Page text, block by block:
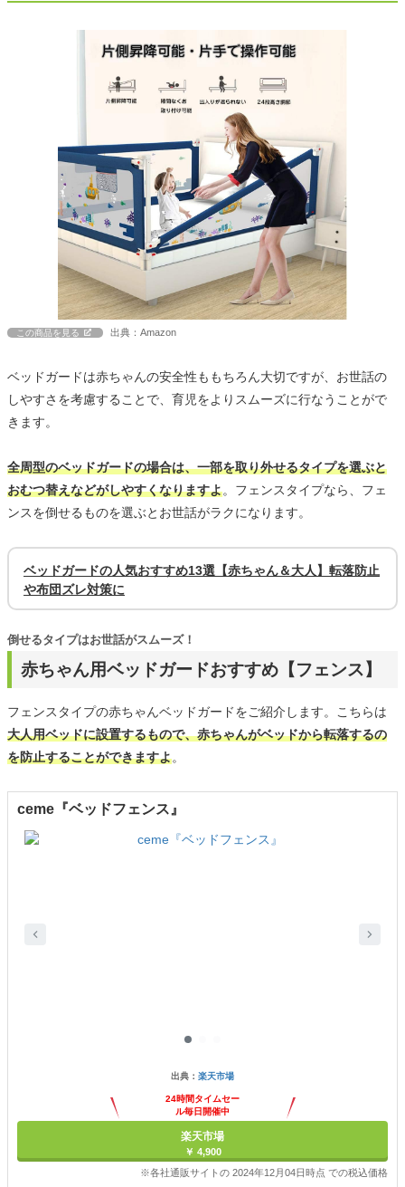
この商品を見る 出典：Amazon
ベッドガードは赤ちゃんの安全性ももちろん大切ですが、お世話の
しやすさを考慮することで、育児をよりスムーズに行なうことがで
きます。
全周型のベッドガードの場合は、一部を取り外せるタイプを選ぶと
おむつ替えなどがしやすくなりますよ。フェンスタイプなら、フェ
ンスを倒せるものを選ぶとお世話がラクになります。
ベッドガードの人気おすすめ13選【赤ちゃん＆大人】転落防止
や布団ズレ対策に
赤ちゃん用ベッドガードおすすめ【フェンス】
倒せるタイプはお世話がスムーズ！
フェンスタイプの赤ちゃんベッドガードをご紹介します。こちらは
大人用ベッドに設置するもので、赤ちゃんがベッドから転落するの
を防止することができますよ。
ceme『ベッドフェンス』
出典： 楽天市場
24時間タイムセー
ル毎日開催中
楽天市場
￥ 4,900
※各社通販サイトの 2024年12月04日時点 での税込価格